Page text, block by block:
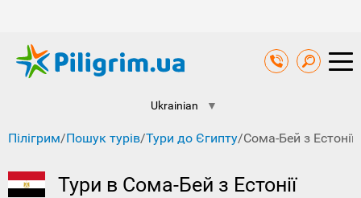
Ukrainian ▼
Пілігрим/Пошук турів/Тури до Єгипту/Сома-Бей з Естонії
Тури в Сома-Бей з Естонії